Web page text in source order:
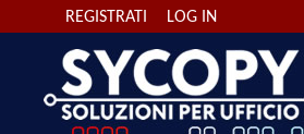
LOG IN
REGISTRATI